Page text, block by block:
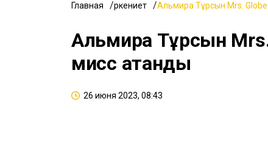
Главная Өркениет Альмира Тұрсын Mrs.
Альмира Тұрсын Mrs.
мисс атанды
26 июня 2023, 08:43